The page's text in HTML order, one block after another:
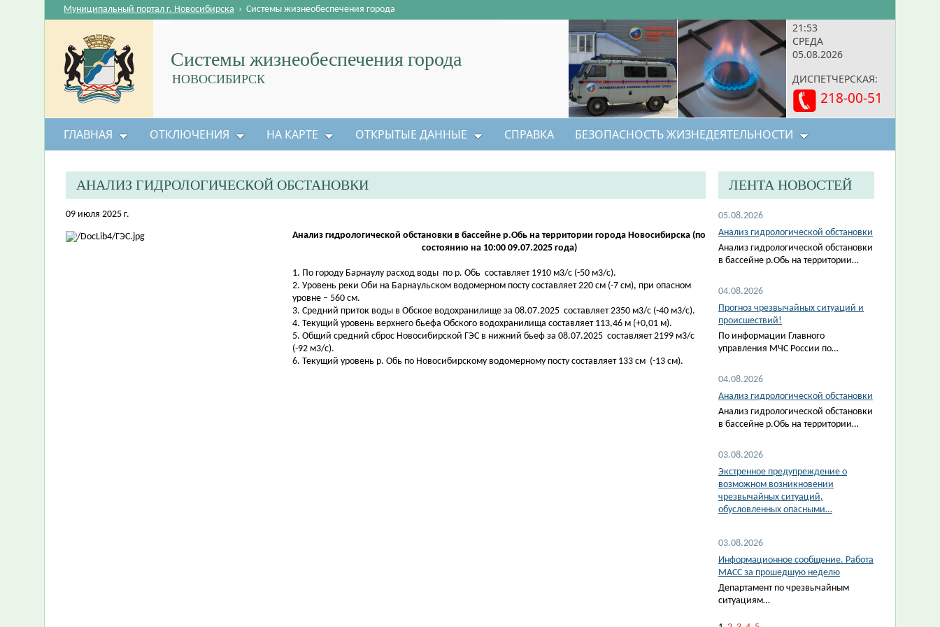
21:53
СРЕДА
05.08.2026
ДИСПЕТЧЕРСКАЯ:
218-00-51
Системы жизнеобеспечения города
НОВОСИБИРСК
Муниципальный портал г. Новосибирска › Системы жизнеобеспечения города
ГЛАВНАЯ ОТКЛЮЧЕНИЯ НА КАРТЕ ОТКРЫТЫЕ ДАННЫЕ СПРАВКА БЕЗОПАСНОСТЬ ЖИЗНЕДЕЯТЕЛЬНОСТИ
АНАЛИЗ ГИДРОЛОГИЧЕСКОЙ ОБСТАНОВКИ
09 июля 2025 г.
Анализ гидрологической обстановки в бассейне р.Обь на территории города Новосибирска (по
состоянию на 10:00 09.07.2025 года)
1. По городу Барнаулу расход воды по р. Обь составляет 1910 м3/с (-50 м3/с).
2. Уровень реки Оби на Барнаульском водомерном посту составляет 220 см (-7 см), при опасном
уровне – 560 см.
3. Средний приток воды в Обское водохранилище за 08.07.2025 составляет 2350 м3/с (-40 м3/с).
4. Текущий уровень верхнего бьефа Обского водохранилища составляет 113,46 м (+0,01 м).
5. Общий средний сброс Новосибирской ГЭС в нижний бьеф за 08.07.2025 составляет 2199 м3/с
(-92 м3/с).
6. Текущий уровень р. Обь по Новосибирскому водомерному посту составляет 133 см (-13 см).
ЛЕНТА НОВОСТЕЙ
05.08.2026
Анализ гидрологической обстановки
Анализ гидрологической обстановки
в бассейне р.Обь на территории…
04.08.2026
Прогноз чрезвычайных ситуаций и
происшествий!
По информации Главного
управления МЧС России по…
04.08.2026
Анализ гидрологической обстановки
Анализ гидрологической обстановки
в бассейне р.Обь на территории…
03.08.2026
Экстренное предупреждение о
возможном возникновении
чрезвычайных ситуаций,
обусловленных опасными…
03.08.2026
Информационное сообщение. Работа
МАСС за прошедшую неделю
Департамент по чрезвычайным
ситуациям…